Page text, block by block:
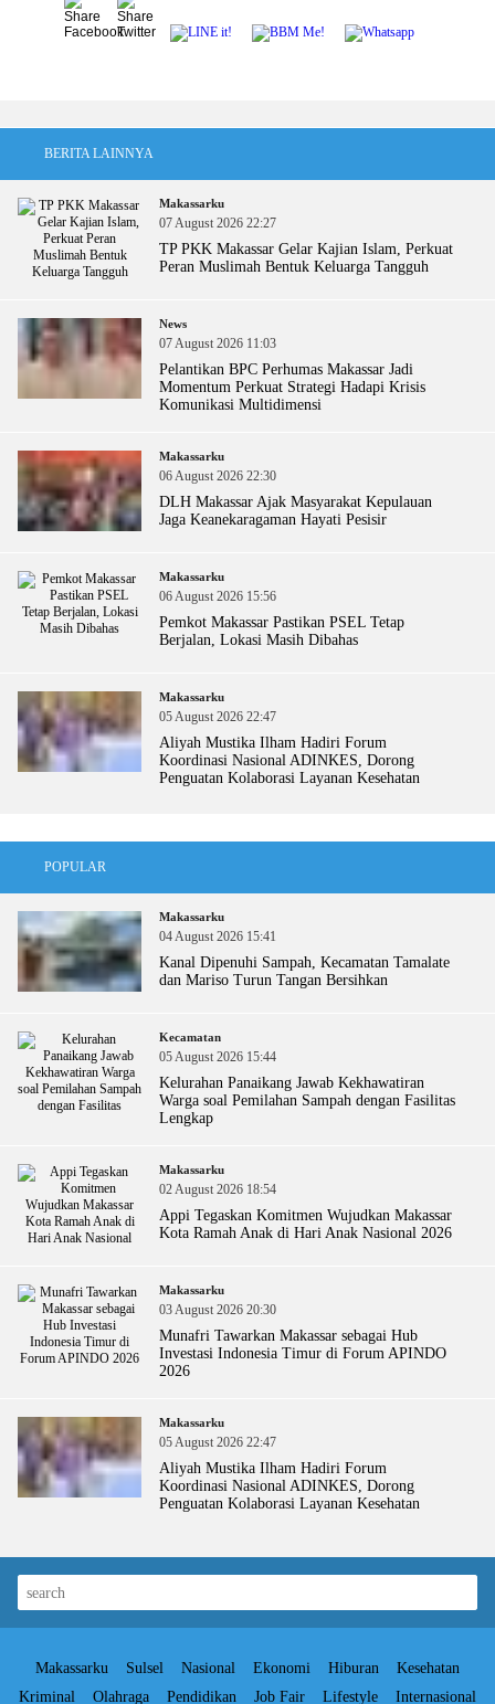
BERITA LAINNYA
Makassarku
07 August 2026 22:27
TP PKK Makassar Gelar Kajian Islam, Perkuat
Peran Muslimah Bentuk Keluarga Tangguh
News
07 August 2026 11:03
Pelantikan BPC Perhumas Makassar Jadi
Momentum Perkuat Strategi Hadapi Krisis
Komunikasi Multidimensi
Makassarku
06 August 2026 22:30
DLH Makassar Ajak Masyarakat Kepulauan
Jaga Keanekaragaman Hayati Pesisir
Makassarku
06 August 2026 15:56
Pemkot Makassar Pastikan PSEL Tetap
Berjalan, Lokasi Masih Dibahas
Makassarku
05 August 2026 22:47
Aliyah Mustika Ilham Hadiri Forum
Koordinasi Nasional ADINKES, Dorong
Penguatan Kolaborasi Layanan Kesehatan
POPULAR
Makassarku
04 August 2026 15:41
Kanal Dipenuhi Sampah, Kecamatan Tamalate
dan Mariso Turun Tangan Bersihkan
Kecamatan
05 August 2026 15:44
Kelurahan Panaikang Jawab Kekhawatiran
Warga soal Pemilahan Sampah dengan Fasilitas
Lengkap
Makassarku
02 August 2026 18:54
Appi Tegaskan Komitmen Wujudkan Makassar
Kota Ramah Anak di Hari Anak Nasional 2026
Makassarku
03 August 2026 20:30
Munafri Tawarkan Makassar sebagai Hub
Investasi Indonesia Timur di Forum APINDO
2026
Makassarku
05 August 2026 22:47
Aliyah Mustika Ilham Hadiri Forum
Koordinasi Nasional ADINKES, Dorong
Penguatan Kolaborasi Layanan Kesehatan
Makassarku Sulsel Nasional Ekonomi Hiburan
Kesehatan
Kriminal
Olahraga Pendidikan Job Fair Lifestyle Internasional